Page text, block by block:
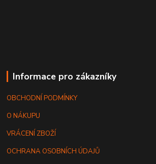
Informace pro zákazníky
OBCHODNÍ PODMÍNKY
O NÁKUPU
VRÁCENÍ ZBOŽÍ
OCHRANA OSOBNÍCH ÚDAJŮ